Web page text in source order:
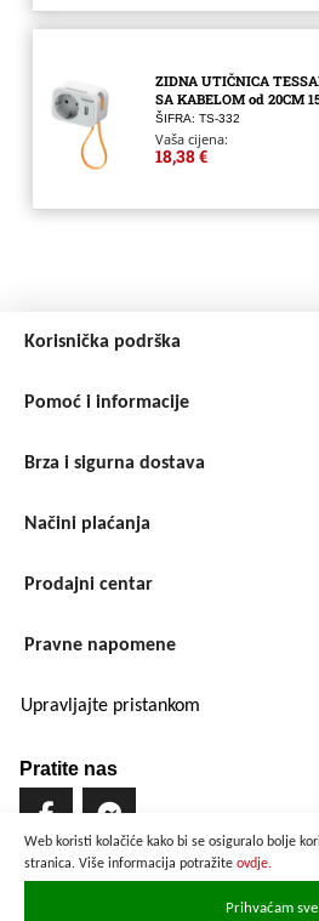
Web koristi kolačiće kako bi se osiguralo bolje
stranica. Više informacija potražite ovdje.
Prihvaćam sve
ZIDNA UTIČNICA
SA KABELOM od 20CM
ŠIFRA: TS-332
Vaša cijena:
18,38 €
Korisnička podrška
Pomoć i informacije
Brza i sigurna dostava
Načini plaćanja
Prodajni centar
Pravne napomene
Upravljajte pristankom
Pratite nas
Brzo i sigurno plaćanje